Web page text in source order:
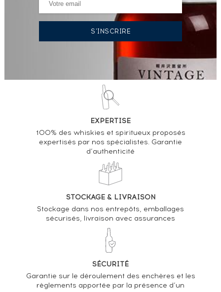
EXPERTISE
100% des whiskies et spiritueux proposés
expertisés par nos spécialistes. Garantie
d’authenticité
STOCKAGE & LIVRAISON
Stockage dans nos entrepôts, emballages
sécurisés, livraison avec assurances
SÉCURITÉ
Garantie sur le déroulement des enchères et les
règlements apportée par la présence d’un